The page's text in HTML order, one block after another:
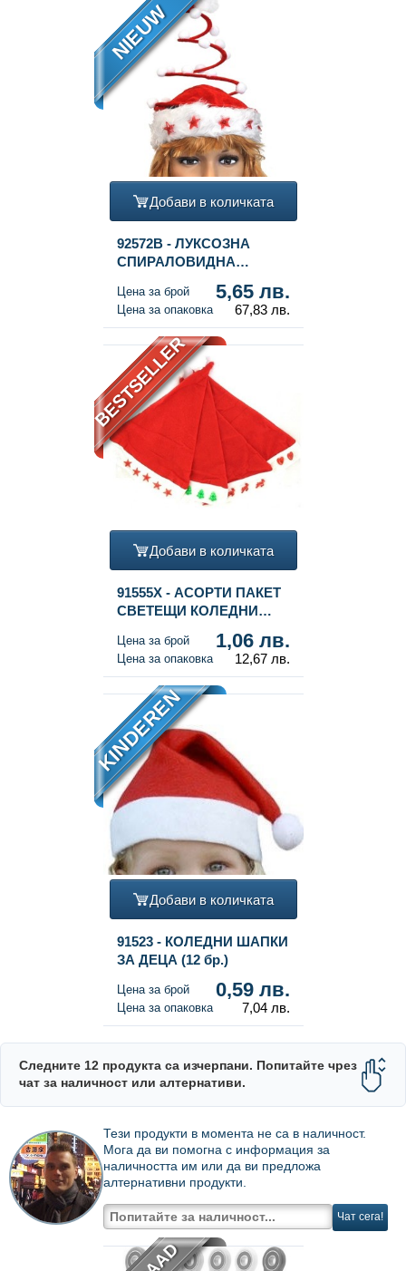
NIEUW
Добави в количката
92572B - ЛУКСОЗНА
СПИРАЛОВИДНА
СВЕТЕЩА ЗВЕЗДА (12
бр.)
Цена за брой 5,65 лв.
Цена за опаковка 67,83 лв.
BESTSELLER
Добави в количката
91555X - АСОРТИ ПАКЕТ
СВЕТЕЩИ КОЛЕДНИ
Цена за брой 1,06 лв.
Цена за опаковка 12,67 лв.
KINDEREN
Добави в количката
91523 - КОЛЕДНИ ШАПКИ
ЗА ДЕЦА (12 бр.)
Цена за брой 0,59 лв.
Цена за опаковка 7,04 лв.
Следните 12 продукта са изчерпани. Попитайте чрез
чат за наличност или алтернативи.
Тези продукти в момента не са в наличност.
Мога да ви помогна с информация за
наличността им или да ви предложа
алтернативни продукти.
Чат сега!